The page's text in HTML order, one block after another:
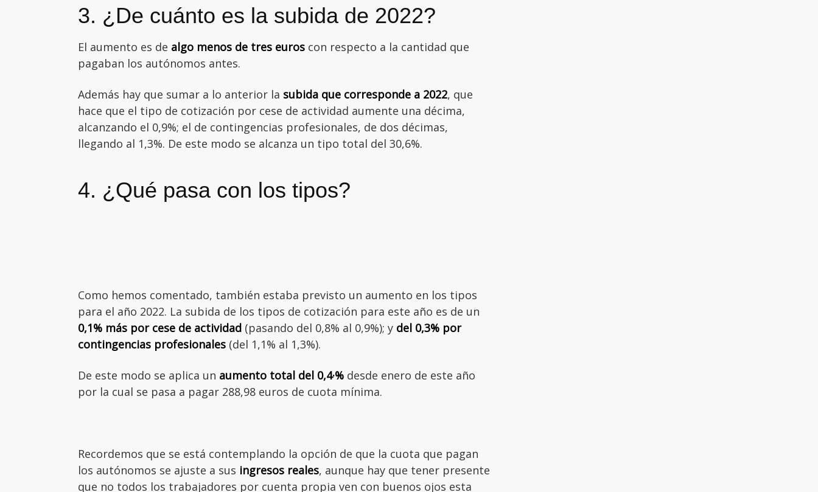
3. ¿De cuánto es la subida de 2022?
El aumento es de algo menos de tres euros con respecto a la cantidad que
pagaban los autónomos antes.
Además hay que sumar a lo anterior la subida que corresponde a 2022, que
hace que el tipo de cotización por cese de actividad aumente una décima,
alcanzando el 0,9%; el de contingencias profesionales, de dos décimas,
llegando al 1,3%. De este modo se alcanza un tipo total del 30,6%.
4. ¿Qué pasa con los tipos?
Como hemos comentado, también estaba previsto un aumento en los tipos
para el año 2022. La subida de los tipos de cotización para este año es de un
0,1% más por cese de actividad (pasando del 0,8% al 0,9%); y del 0,3% por
contingencias profesionales (del 1,1% al 1,3%).
De este modo se aplica un aumento total del 0,4·% desde enero de este año
por la cual se pasa a pagar 288,98 euros de cuota mínima.
Recordemos que se está contemplando la opción de que la cuota que pagan
los autónomos se ajuste a sus ingresos reales, aunque hay que tener presente
que no todos los trabajadores por cuenta propia ven con buenos ojos esta